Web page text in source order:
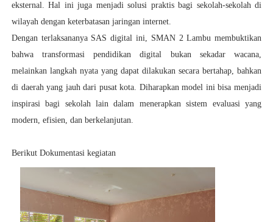
eksternal. Hal ini juga menjadi solusi praktis bagi sekolah-sekolah di
wilayah dengan keterbatasan jaringan internet.
Dengan terlaksananya SAS digital ini, SMAN 2 Lambu membuktikan
bahwa transformasi pendidikan digital bukan sekadar wacana,
melainkan langkah nyata yang dapat dilakukan secara bertahap, bahkan
di daerah yang jauh dari pusat kota. Diharapkan model ini bisa menjadi
inspirasi bagi sekolah lain dalam menerapkan sistem evaluasi yang
modern, efisien, dan berkelanjutan.
Berikut Dokumentasi kegiatan